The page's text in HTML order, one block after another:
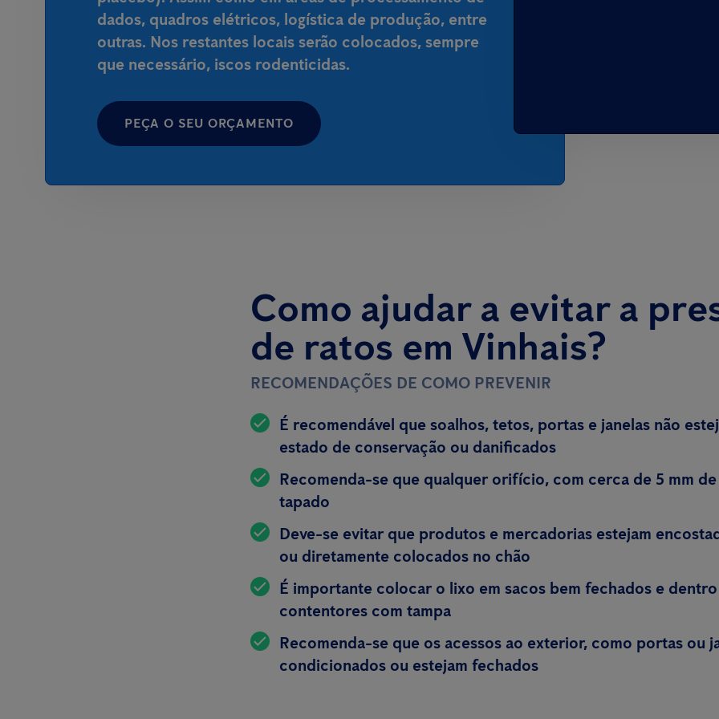
dados, quadros elétricos, logística de produção, entre
outras. Nos restantes locais serão colocados, sempre
que necessário, iscos rodenticidas.
PEÇA O SEU ORÇAMENTO
Como ajudar a evitar a
de ratos em Vinhais?
RECOMENDAÇÕES DE COMO PREVENIR
É recomendável que soalhos, tetos, portas e janelas não
estado de conservação ou danificados
Recomenda-se que qualquer orifício, com cerca de 5 mm
tapado
Deve-se evitar que produtos e mercadorias estejam
ou diretamente colocados no chão
É importante colocar o lixo em sacos bem fechados e
contentores com tampa
Recomenda-se que os acessos ao exterior, como portas ou
condicionados ou estejam fechados